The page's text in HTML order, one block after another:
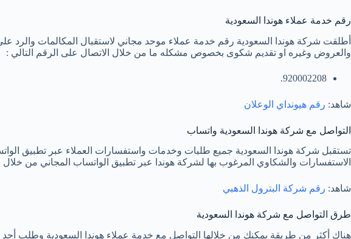
رقم خدمة عملاء هوندا السعودية
أطلقت شركة هوندا السعودية رقم خدمة عملاء موحد مجاني لاستقبال المكالمات والرد
والعروض وغيره او تقديم شكوى بخصوص مشكله ما من خلال الاتصال على الرقم التالي :
920002208.
شاهد: رقم هيونداي الوعلان
التواصل مع شركة هوندا السعودية واتساب
تستقبل شركة هوندا السعودية جميع طلبات وخدمات واستفسارات العملاء عبر تطبيق
الاستفسارات والشكاوي المرغوب بها لشركة هوندا عبر تطبيق الواتساب المجاني من خلال
شاهد: رقم شركة البترول الذهبي
طرق التواصل مع شركة هوندا السعودية
هناك أكثر من طريقة يمكنك من خلالها التواصل مع خدمة عملاء هوندا السعودية وطلب